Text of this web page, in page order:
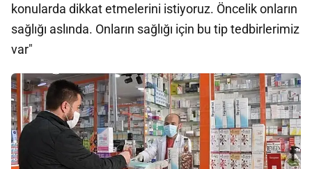
konularda dikkat etmelerini istiyoruz. Öncelik onların
sağlığı aslında. Onların sağlığı için bu tip tedbirlerimiz
var"